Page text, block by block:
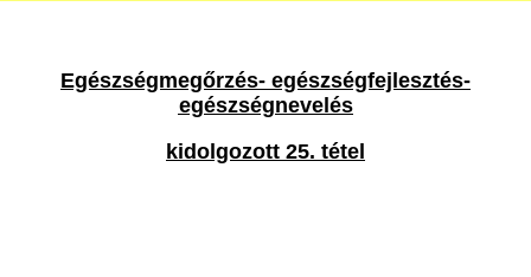
Egészségmegőrzés- egészségfejlesztés-
egészségnevelés
kidolgozott 25. tétel